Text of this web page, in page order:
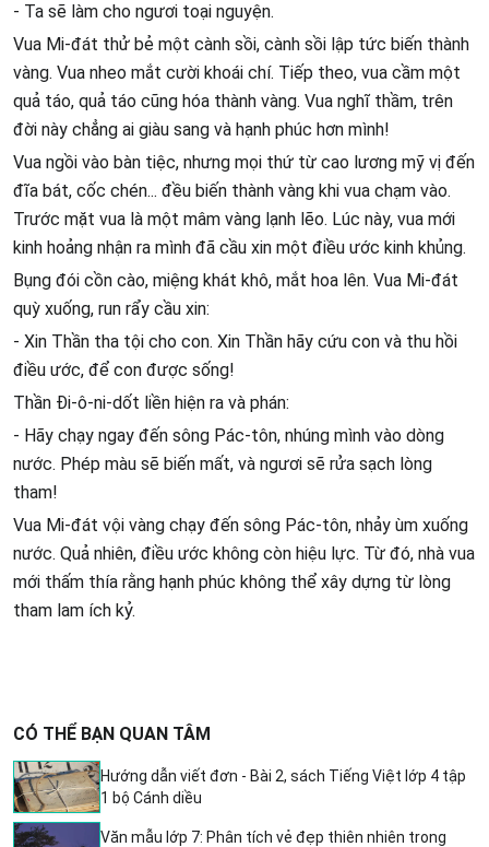
- Ta sẽ làm cho ngươi toại nguyện.
Vua Mi-đát thử bẻ một cành sồi, cành sồi lập tức biến thành
vàng. Vua nheo mắt cười khoái chí. Tiếp theo, vua cầm một
quả táo, quả táo cũng hóa thành vàng. Vua nghĩ thầm, trên
đời này chẳng ai giàu sang và hạnh phúc hơn mình!
Vua ngồi vào bàn tiệc, nhưng mọi thứ từ cao lương mỹ vị đến
đĩa bát, cốc chén... đều biến thành vàng khi vua chạm vào.
Trước mặt vua là một mâm vàng lạnh lẽo. Lúc này, vua mới
kinh hoảng nhận ra mình đã cầu xin một điều ước kinh khủng.
Bụng đói cồn cào, miệng khát khô, mắt hoa lên. Vua Mi-đát
quỳ xuống, run rẩy cầu xin:
- Xin Thần tha tội cho con. Xin Thần hãy cứu con và thu hồi
điều ước, để con được sống!
Thần Đi-ô-ni-dốt liền hiện ra và phán:
- Hãy chạy ngay đến sông Pác-tôn, nhúng mình vào dòng
nước. Phép màu sẽ biến mất, và ngươi sẽ rửa sạch lòng
tham!
Vua Mi-đát vội vàng chạy đến sông Pác-tôn, nhảy ùm xuống
nước. Quả nhiên, điều ước không còn hiệu lực. Từ đó, nhà vua
mới thấm thía rằng hạnh phúc không thể xây dựng từ lòng
tham lam ích kỷ.
CÓ THỂ BẠN QUAN TÂM
Hướng dẫn viết đơn - Bài 2, sách Tiếng Việt lớp 4 tập
1 bộ Cánh diều
Văn mẫu lớp 7: Phân tích vẻ đẹp thiên nhiên trong